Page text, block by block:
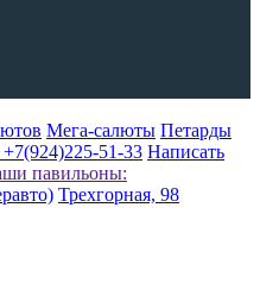
Мега-салюты Петарды
51-33 Написать
павильоны:
Трехгорная, 98